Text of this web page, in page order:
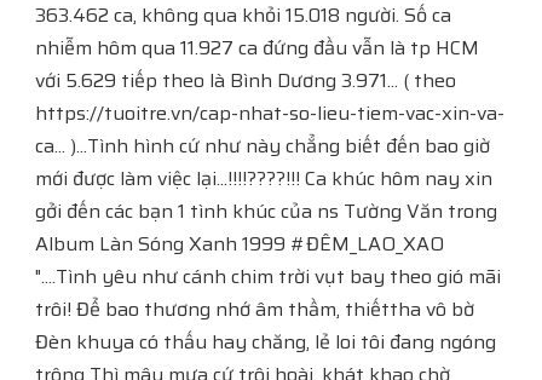
363.462 ca, không qua khỏi 15.018 người. Số ca
nhiễm hôm qua 11.927 ca đứng đầu vẫn là tp HCM
với 5.629 tiếp theo là Bình Dương 3.971... ( theo
https://tuoitre.vn/cap-nhat-so-lieu-tiem-vac-xin-va-
ca... )...Tình hình cứ như này chẳng biết đến bao giờ
mới được làm việc lại...!!!!????!!! Ca khúc hôm nay xin
gởi đến các bạn 1 tình khúc của ns Tường Văn trong
Album Làn Sóng Xanh 1999 #ĐÊM_LAO_XAO
"....Tình yêu như cánh chim trời vụt bay theo gió mãi
trôi! Để bao thương nhớ âm thầm, thiếttha vô bờ
Đèn khuya có thấu hay chăng, lẻ loi tôi đang ngóng